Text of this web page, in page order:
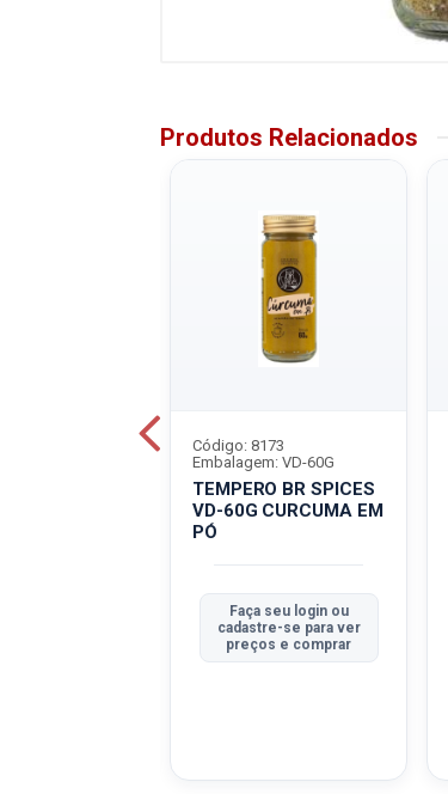
Produtos Relacionados
TEMPERO BR SPICES
VD-60G CURCUMA EM
PÓ
Código: 8173
Embalagem: VD-60G
Faça seu login ou
cadastre-se para ver
preços e comprar